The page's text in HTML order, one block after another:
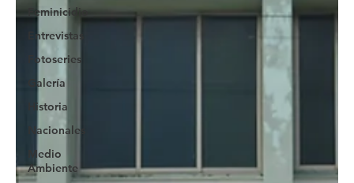
Feminicidio
Entrevistas
Fotoseries
Galería
Historia
Nacionales
Medio
Ambiente